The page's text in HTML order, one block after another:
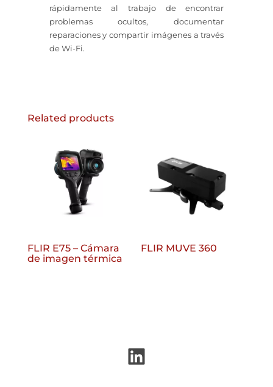
rápidamente al trabajo de encontrar
problemas ocultos, documentar
reparaciones y compartir imágenes a través
de Wi-Fi.
Related products
FLIR E75 – Cámara
de imagen térmica
FLIR MUVE 360
LinkedIn